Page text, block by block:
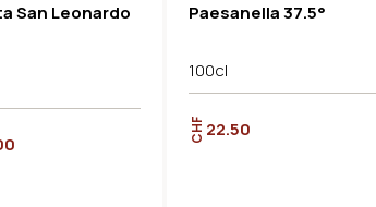
San Leonardo
Paesanella 37.5°
100cl
CHF 22.50